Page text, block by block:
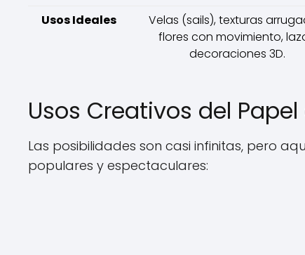
Usos Ideales
Velas (sails), texturas
flores con movimiento,
decoraciones 3D.
Usos Creativos del
Las posibilidades son casi infinitas, pero
populares y espectaculares: